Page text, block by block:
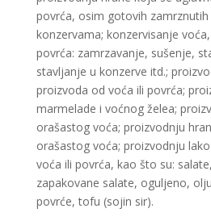
povrća, osim gotovih zamrznutih
konzervama; konzervisanje
povrća: zamrzavanje, sušenje,
stavljanje u konzerve itd.;
proizvoda od voća ili povrća;
marmelade i voćnog želea;
orašastog voća; proizvodnju
orašastog voća; ​proizvodnju
voća ili povrća, kao što su:
zapakovane salate, oguljeno,
povrće, tofu (sojin sir).